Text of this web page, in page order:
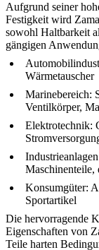
Aufgrund seiner
Festigkeit wird
sowohl Haltbarkeit
gängigen
Wärmetauscher
Marinebereich:
Ventilkörper,
Elektrotechnik:
Maschinenteile,
Konsumgüter:
Sportartikel
Die hervorragende
Eigenschaften von
Teile harten